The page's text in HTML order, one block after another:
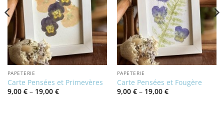
PAPETERIE
Carte Pensées et Primevères
9,00 € – 19,00 €Price
range:
PAPETERIE
Carte Pensées et Fougère
9,00 € – 19,00 €Price
range: